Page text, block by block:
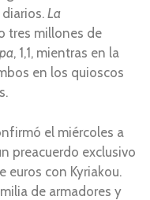
La
tres millones de
, 1,1, mientras en la
en los quioscos
el miércoles a
preacuerdo exclusivo
euros con Kyriakou.
de armadores y